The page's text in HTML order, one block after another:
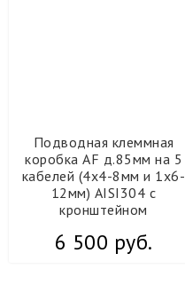
Подводная клеммная
коробка AF д.85мм на 5
кабелей (4х4-8мм и 1х6-
12мм) AISI304 с
кронштейном
6 500 руб.